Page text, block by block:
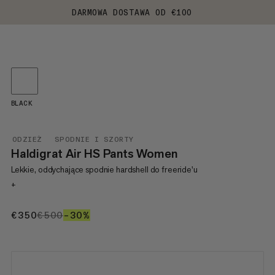
DARMOWA DOSTAWA OD €100
ODZIEŻ SPODNIE I SZORTY
Haldigrat Air HS Pants Women
Lekkie, oddychające spodnie hardshell do freeride'u
+
€350€350
€500€500
–30%
BLACK